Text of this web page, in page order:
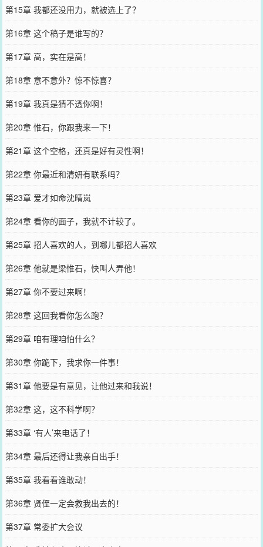
第15章 我都还没用力，就被选上了？
第16章 这个稿子是谁写的？
第17章 高，实在是高！
第18章 意不意外？惊不惊喜？
第19章 我真是猜不透你啊！
第20章 惟石，你跟我来一下！
第21章 这个空格，还真是好有灵性啊！
第22章 你最近和清妍有联系吗？
第23章 爱才如命沈晴岚
第24章 看你的面子，我就不计较了。
第25章 招人喜欢的人，到哪儿都招人喜欢
第26章 他就是梁惟石，快叫人弄他！
第27章 你不要过来啊！
第28章 这回我看你怎么跑？
第29章 咱有理咱怕什么？
第30章 你跪下，我求你一件事！
第31章 他要是有意见，让他过来和我说！
第32章 这，这不科学啊？
第33章 ‘有人’来电话了！
第34章 最后还得让我亲自出手！
第35章 我看看谁敢动！
第36章 贤侄一定会救我出去的！
第37章 常委扩大会议